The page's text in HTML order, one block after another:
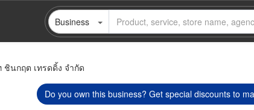
Business
ชินกฤต เทรดดิ้ง จำกัด
Do you own this business? Get special discounts to